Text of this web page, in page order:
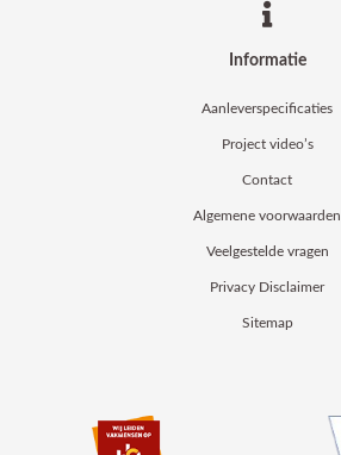
Informatie
Aanleverspecificaties
Project video’s
Contact
Algemene voorwaarden
Veelgestelde vragen
Privacy Disclaimer
Sitemap